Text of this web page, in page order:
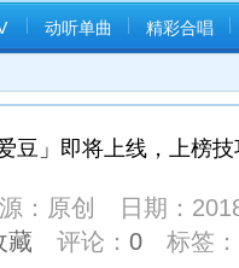
动听单曲 精彩合唱
豆」即将上线，上榜
：原创 日期：
藏 评论： 0标签：